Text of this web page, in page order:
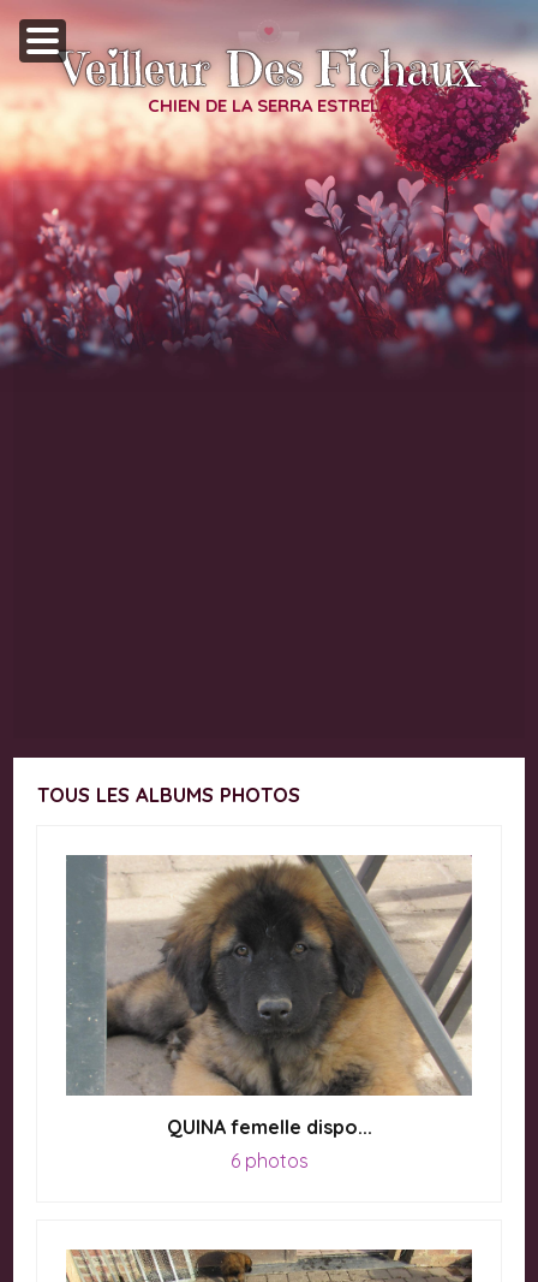
Veilleur Des Fichaux
CHIEN DE LA SERRA ESTRELA
TOUS LES ALBUMS PHOTOS
QUINA femelle dispo...
6 photos